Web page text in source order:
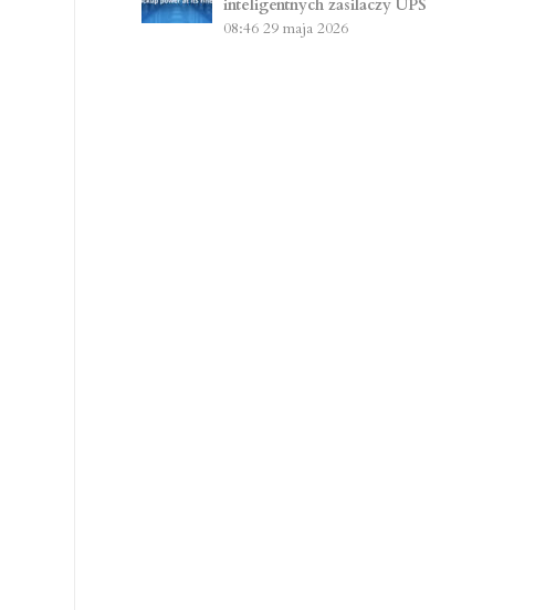
inteligentnych zasilaczy UPS
08:46 29 maja 2026